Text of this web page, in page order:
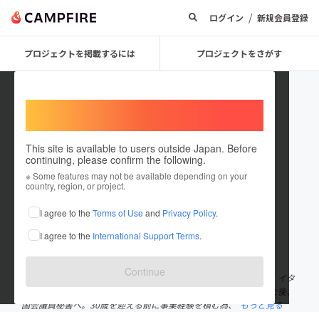
ログイン / 新規会員登録
プロジェクトを掲載するには プロジェクトをさがす
This site is available to users outside Japan. Before
continuing, please confirm the following.
※ Some features may not be available depending on your
country, region, or project.
I agree to the Terms of Use and Privacy Policy.
I agree to the International Support Terms.
Continue
Bestock
これまでに1件のプロジェクトを投稿しています
在住国：日本 現在地：東京都
出身国：日本 出身地：千葉県
神田外語大学卒業後、金融会社へ就職。スタイリストを目指す為、イタ
リアへ留学し、アパレルを学ぶ。帰国後、アパレル会社へ勤務した後、
国会議員秘書へ。30歳を迎える前に事業経験を積む為、
もっと見る